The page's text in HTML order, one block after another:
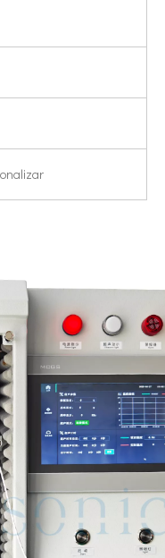
ultrasónica es una
ultrasónica es una